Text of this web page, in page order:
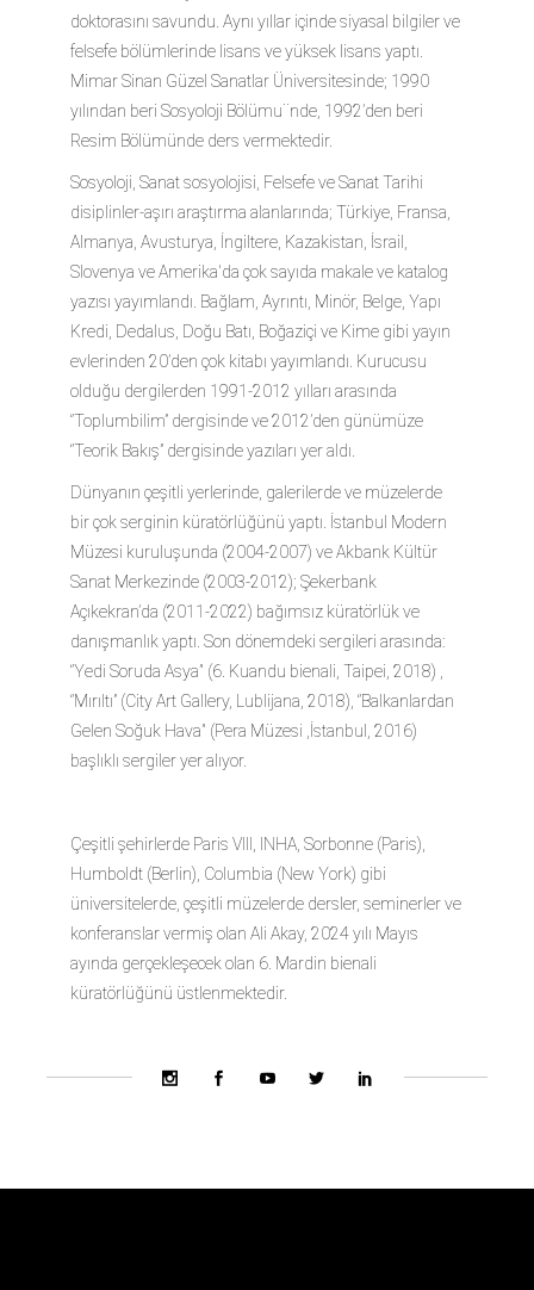
doktorasını savundu. Aynı yıllar içinde siyasal bilgiler ve
felsefe bölümlerinde lisans ve yüksek lisans yaptı.
Mimar Sinan Güzel Sanatlar Üniversitesinde; 1990
yılından beri Sosyoloji Bölümu¨nde, 1992’den beri
Resim Bölümünde ders vermektedir.
Sosyoloji, Sanat sosyolojisi, Felsefe ve Sanat Tarihi
disiplinler-aşırı araştırma alanlarında; Türkiye, Fransa,
Almanya, Avusturya, İngiltere, Kazakistan, İsrail,
Slovenya ve Amerika'da çok sayıda makale ve katalog
yazısı yayımlandı. Bağlam, Ayrıntı, Minör, Belge, Yapı
Kredi, Dedalus, Doğu Batı, Boğaziçi ve Kime gibi yayın
evlerinden 20’den çok kitabı yayımlandı. Kurucusu
olduğu dergilerden 1991-2012 yılları arasında
‘’Toplumbilim’’ dergisinde ve 2012’den günümüze
‘’Teorik Bakış’’ dergisinde yazıları yer aldı.
Dünyanın çeşitli yerlerinde, galerilerde ve müzelerde
bir çok serginin küratörlüğünü yaptı. İstanbul Modern
Müzesi kuruluşunda (2004-2007) ve Akbank Kültür
Sanat Merkezinde (2003-2012); Şekerbank
Açıkekran’da (2011-2022) bağımsız küratörlük ve
danışmanlık yaptı. Son dönemdeki sergileri arasında:
‘’Yedi Soruda Asya’' (6. Kuandu bienali, Taipei, 2018) ,
‘’Mırıltı’’ (City Art Gallery, Lublijana, 2018), ‘’Balkanlardan
Gelen Soğuk Hava’' (Pera Müzesi ,İstanbul, 2016)
başlıklı sergiler yer alıyor.
Çeşitli şehirlerde Paris VIII, INHA, Sorbonne (Paris),
Humboldt (Berlin), Columbia (New York) gibi
üniversitelerde, çeşitli müzelerde dersler, seminerler ve
konferanslar vermiş olan Ali Akay, 2024 yılı Mayıs
ayında gerçekleşecek olan 6. Mardin bienali
küratörlüğünü üstlenmektedir.